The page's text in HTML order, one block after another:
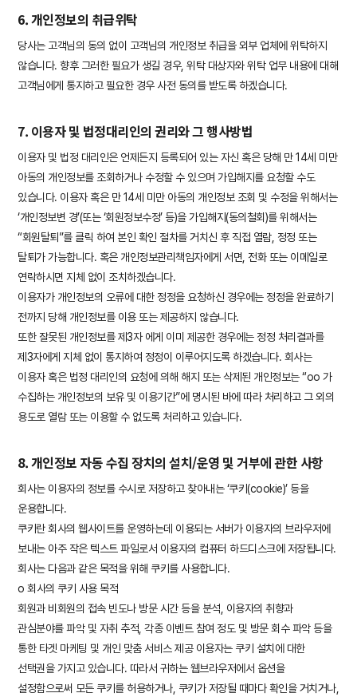
6. 개인정보의 취급위탁
당사는 고객님의 동의 없이 고객님의 개인정보 취급을 외부 업체에 위탁하지
않습니다. 향후 그러한 필요가 생길 경우, 위탁 대상자와 위탁 업무 내용에 대해
고객님에게 통지하고 필요한 경우 사전 동의를 받도록 하겠습니다.
7. 이용자 및 법정대리인의 권리와 그 행사방법
이용자 및 법정 대리인은 언제든지 등록되어 있는 자신 혹은 당해 만 14세 미만
아동의 개인정보를 조회하거나 수정할 수 있으며 가입해지를 요청할 수도
있습니다. 이용자 혹은 만 14세 미만 아동의 개인정보 조회 및 수정을 위해서는
‘개인정보변 경’(또는 ‘회원정보수정’ 등)을 가입해지(동의철회)를 위해서는
“회원탈퇴”를 클릭 하여 본인 확인 절차를 거치신 후 직접 열람, 정정 또는
탈퇴가 가능합니다. 혹은 개인정보관리책임자에게 서면, 전화 또는 이메일로
연락하시면 지체 없이 조치하겠습니다.
이용자가 개인정보의 오류에 대한 정정을 요청하신 경우에는 정정을 완료하기
전까지 당해 개인정보를 이용 또는 제공하지 않습니다.
또한 잘못된 개인정보를 제3자 에게 이미 제공한 경우에는 정정 처리결과를
제3자에게 지체 없이 통지하여 정정이 이루어지도록 하겠습니다. 회사는
이용자 혹은 법정 대리인의 요청에 의해 해지 또는 삭제된 개인정보는 “oo 가
수집하는 개인정보의 보유 및 이용기간”에 명시된 바에 따라 처리하고 그 외의
용도로 열람 또는 이용할 수 없도록 처리하고 있습니다.
8. 개인정보 자동 수집 장치의 설치/운영 및 거부에 관한 사항
회사는 이용자의 정보를 수시로 저장하고 찾아내는 ‘쿠키(cookie)’ 등을
운용합니다.
쿠키란 회사의 웹사이트를 운영하는데 이용되는 서버가 이용자의 브라우저에
보내는 아주 작은 텍스트 파일로서 이용자의 컴퓨터 하드디스크에 저장됩니다.
회사는 다음과 같은 목적을 위해 쿠키를 사용합니다.
ο 회사의 쿠키 사용 목적
회원과 비회원의 접속 빈도나 방문 시간 등을 분석, 이용자의 취향과
관심분야를 파악 및 자취 추적, 각종 이벤트 참여 정도 및 방문 회수 파악 등을
통한 타겟 마케팅 및 개인 맞춤 서비스 제공 이용자는 쿠키 설치에 대한
선택권을 가지고 있습니다. 따라서 귀하는 웹브라우저에서 옵션을
설정함으로써 모든 쿠키를 허용하거나, 쿠키가 저장될 때마다 확인을 거치거나,